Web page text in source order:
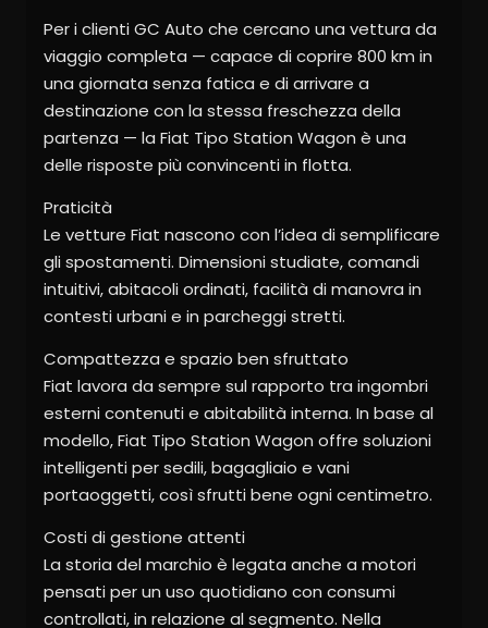
Per i clienti GC Auto che cercano una vettura da
viaggio completa — capace di coprire 800 km in
una giornata senza fatica e di arrivare a
destinazione con la stessa freschezza della
partenza — la Fiat Tipo Station Wagon è una
delle risposte più convincenti in flotta.
Praticità
Le vetture Fiat nascono con l’idea di semplificare
gli spostamenti. Dimensioni studiate, comandi
intuitivi, abitacoli ordinati, facilità di manovra in
contesti urbani e in parcheggi stretti.
Compattezza e spazio ben sfruttato
Fiat lavora da sempre sul rapporto tra ingombri
esterni contenuti e abitabilità interna. In base al
modello, Fiat Tipo Station Wagon offre soluzioni
intelligenti per sedili, bagagliaio e vani
portaoggetti, così sfrutti bene ogni centimetro.
Costi di gestione attenti
La storia del marchio è legata anche a motori
pensati per un uso quotidiano con consumi
controllati, in relazione al segmento. Nella